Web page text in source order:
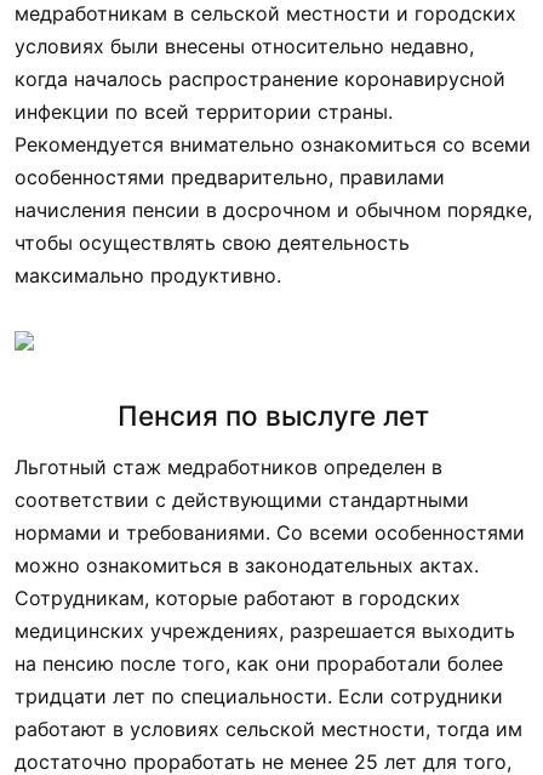
медработникам в сельской местности и городских
условиях были внесены относительно недавно,
когда началось распространение коронавирусной
инфекции по всей территории страны.
Рекомендуется внимательно ознакомиться со всеми
особенностями предварительно, правилами
начисления пенсии в досрочном и обычном порядке,
чтобы осуществлять свою деятельность
максимально продуктивно.
Пенсия по выслуге лет
Льготный стаж медработников определен в
соответствии с действующими стандартными
нормами и требованиями. Со всеми особенностями
можно ознакомиться в законодательных актах.
Сотрудникам, которые работают в городских
медицинских учреждениях, разрешается выходить
на пенсию после того, как они проработали более
тридцати лет по специальности. Если сотрудники
работают в условиях сельской местности, тогда им
достаточно проработать не менее 25 лет для того,